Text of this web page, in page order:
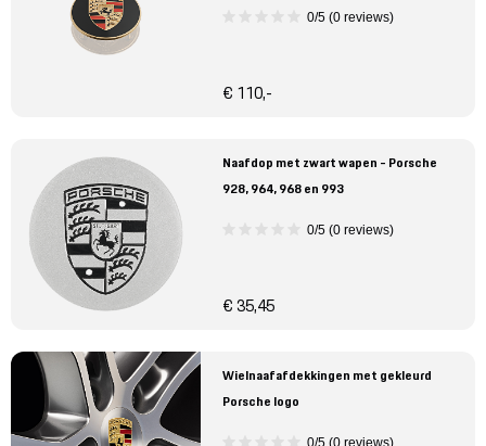
0/5 (0 reviews)
€ 110,-
Naafdop met zwart wapen - Porsche
928, 964, 968 en 993
0/5 (0 reviews)
€ 35,45
Wielnaafafdekkingen met gekleurd
Porsche logo
0/5 (0 reviews)